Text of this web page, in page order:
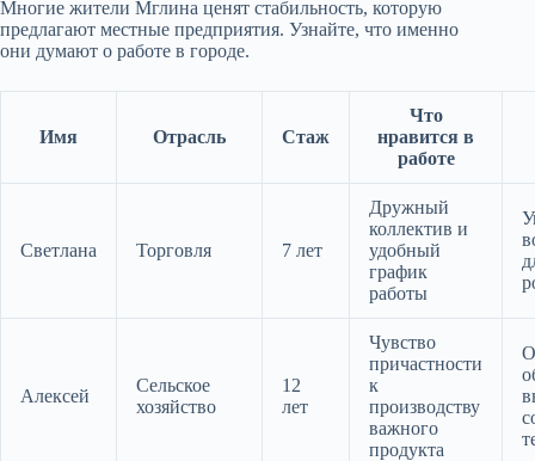
Многие жители Мглина ценят стабильность, которую
предлагают местные предприятия. Узнайте, что именно
они думают о работе в городе.
Имя Отрасль Стаж
Что
нравится в
работе
Светлана Торговля 7 лет
Дружный
коллектив и
удобный
график
работы
Алексей
Сельское
хозяйство
12
лет
Чувство
причастности
к
производству
важного
продукта